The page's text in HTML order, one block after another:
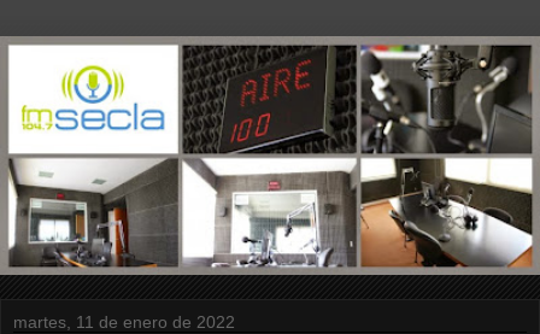
martes, 11 de enero de 2022